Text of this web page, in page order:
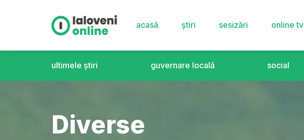
acasă știri sesizări online tv
ultimele știri guvernare locală social
Diverse